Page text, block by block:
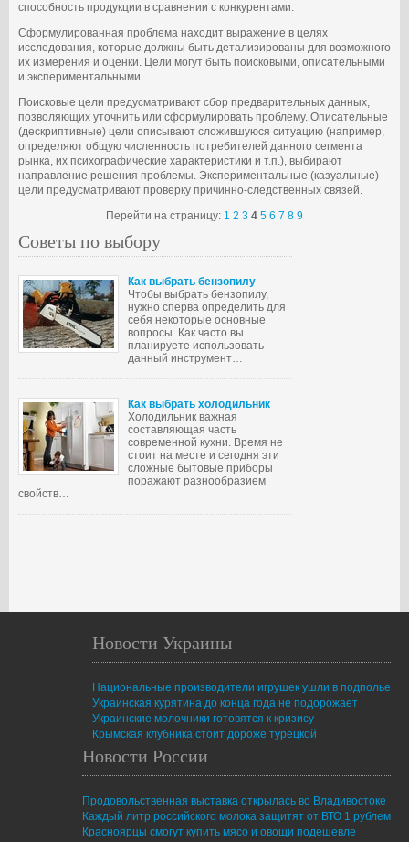
способность продукции в сравнении с конкурентами.
Сформулированная проблема находит выражение в целях
исследования, которые должны быть детализированы для возможного
их измерения и оценки. Цели могут быть поисковыми, описательными
и экспериментальными.
Поисковые цели предусматривают сбор предварительных данных,
позволяющих уточнить или сформулировать проблему. Описательные
(дескриптивные) цели описывают сложившуюся ситуацию (например,
определяют общую численность потребителей данного сегмента
рынка, их психографические характеристики и т.п.), выбирают
направление решения проблемы. Экспериментальные (казуальные)
цели предусматривают проверку причинно-следственных связей.
Перейти на страницу: 1 2 3 4 5 6 7 8 9
Советы по выбору
Как выбрать бензопилу
Чтобы выбрать бензопилу,
нужно сперва определить для
себя некоторые основные
вопросы. Как часто вы
планируете использовать
данный инструмент…
Как выбрать холодильник
Холодильник важная
составляющая часть
современной кухни. Время не
стоит на месте и сегодня эти
сложные бытовые приборы
поражают разнообразием
свойств…
Новости Украины
Национальные производители игрушек ушли в подполье
Украинская курятина до конца года не подорожает
Украинские молочники готовятся к кризису
Крымская клубника стоит дороже турецкой
Новости России
Продовольственная выставка открылась во Владивостоке
Каждый литр российского молока защитят от ВТО 1 рублем
Красноярцы смогут купить мясо и овощи подешевле